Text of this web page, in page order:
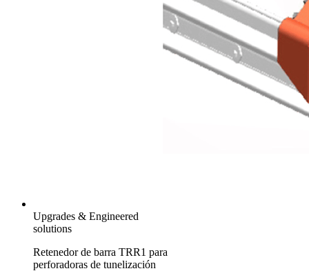
Upgrades & Engineered
solutions
Retenedor de barra TRR1 para
perforadoras de tunelización